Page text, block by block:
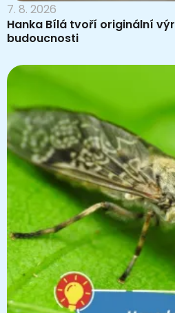
7. 8. 2026
Hanka Bílá tvoří originální
budoucnosti